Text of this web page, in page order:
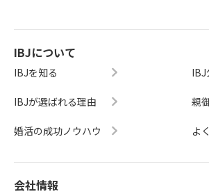
IBJについて
IBJを知る
IBJが選ばれる理由
婚活の成功ノウハウ
IBJ
親
よ
会社情報